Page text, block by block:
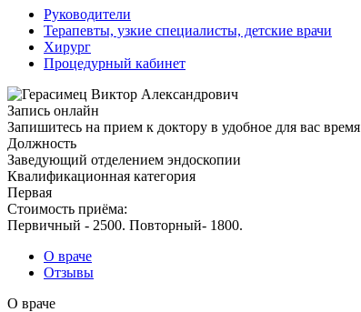
Руководители
Терапевты, узкие специалисты, детские врачи
Xирург
Процедурный кабинет
Запись онлайн
Запишитесь на прием к доктору в удобное для вас время
Должность
Заведующий отделением эндоскопии
Квалификационная категория
Первая
Стоимость приёма:
Первичный - 2500. Повторный- 1800.
О враче
Отзывы
О враче